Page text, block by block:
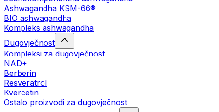
Ashwagandha KSM-66®
BIO ashwagandha
Kompleks ashwagandha
Dugovječnost
Kompleksi za dugovječnost
NAD+
Berberin
Resveratrol
Kvercetin
Ostalo proizvodi za dugovječnost